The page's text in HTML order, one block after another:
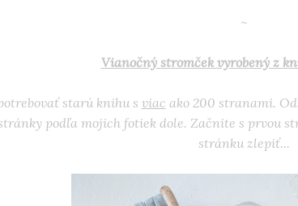
~
Vianočný stromček vyrobený z
starú knihu s viac ako 200 stranami.
podľa mojich fotiek dole. Začnite s prvou
stránku zlepiť...